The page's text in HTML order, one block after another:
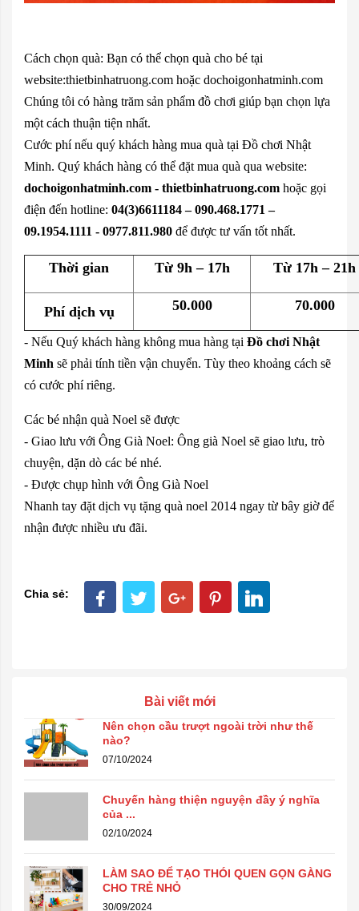
Cách chọn quà: Bạn có thể chọn quà cho bé tại
website:thietbinhatruong.com hoặc dochoigonhatminh.com
Chúng tôi có hàng trăm sản phẩm đồ chơi giúp bạn chọn lựa
một cách thuận tiện nhất.
Cước phí nếu quý khách hàng mua quà tại Đồ chơi Nhật
Minh. Quý khách hàng có thể đặt mua quà qua website:
dochoigonhatminh.com - thietbinhatruong.com hoặc gọi
điện đến hotline: 04(3)6611184 – 090.468.1771 –
09.1954.1111 - 0977.811.980 để được tư vấn tốt nhất.
Thời gian Từ 9h – 17h Từ 17h – 21h
Phí dịch vụ 50.000 70.000
- Nếu Quý khách hàng không mua hàng tại Đồ chơi Nhật
Minh sẽ phải tính tiền vận chuyển. Tùy theo khoảng cách sẽ
có cước phí riêng.
Các bé nhận quà Noel sẽ được
- Giao lưu với Ông Già Noel: Ông già Noel sẽ giao lưu, trò
chuyện, dặn dò các bé nhé.
- Được chụp hình với Ông Già Noel
Nhanh tay đặt dịch vụ tặng quà noel 2014 ngay từ bây giờ để
nhận được nhiều ưu đãi.
Chia sẻ:
Bài viết mới
Nên chọn cầu trượt ngoài trời như thế
nào?
07/10/2024
Chuyến hàng thiện nguyện đầy ý nghĩa
của ...
02/10/2024
LÀM SAO ĐỂ TẠO THÓI QUEN GỌN GÀNG
CHO TRẺ NHỎ
30/09/2024